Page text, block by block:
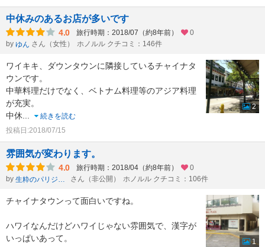
中休みのあるお店が多いです
4.0 旅行時期：2018/07（約8年前）
0
by ゆん さん（女性） ホノルル クチコミ：146件
ワイキキ、ダウンタウンに隣接しているチャイナタ
ウンです。
中華料理だけでなく、ベトナム料理等のアジア料理
が充実。
中休
続きを読む
投稿日:2018/07/15
2
雰囲気が変わります。
4.0 旅行時期：2018/04（約8年前）
0
by
さん（非公開） ホノルル クチコミ：106件
チャイナタウンって面白いですね。
ハワイなんだけどハワイじゃない雰囲気で、漢字が
いっぱいあって。
1